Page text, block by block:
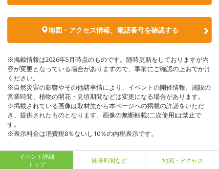
地図・アクセス情報、電話番号を確認する
※掲載情報は2026年5月時点のものです。随時更新をしておりますが内
容が変更となっている場合がありますので、事前にご確認の上おでかけ
ください。
※自然災害の影響やその他諸事情により、イベントの開催情報、施設の
営業時間、植物の開花・見頃期間などは変更になる場合があります。
※掲載されている画像は取材先から本ページへの掲載の許諾をいただ
き、提供されたものとなります。画像の無断転載(二次使用)は禁止で
す。
※表示料金は消費税8％ないし10％の内税表示です。
イベント詳細
トップ
開催時間など 地図・アクセス